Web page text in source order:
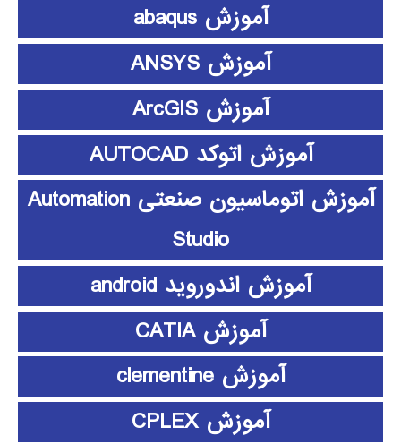
آموزش abaqus
آموزش ANSYS
آموزش ArcGIS
آموزش اتوکد AUTOCAD
آموزش اتوماسیون صنعتی Automation
Studio
آموزش اندوروید android
آموزش CATIA
آموزش clementine
آموزش CPLEX